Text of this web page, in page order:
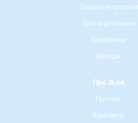
Соціальні проєкти
Діюча речовина
Виробники
Бренди
Про 3i.ua
Про нас
Контакти